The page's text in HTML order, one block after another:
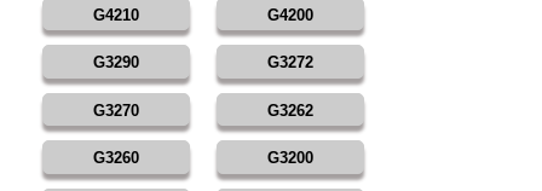
G4210 G4200
G3290 G3272
G3270 G3262
G3260 G3200